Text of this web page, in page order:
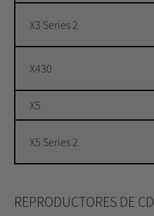
X3 Series 2
X430
X5
X5 Series 2
REPRODUCTORES DE CD